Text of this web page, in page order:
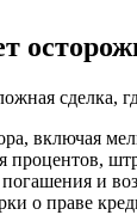
сделка,
включая
процентов,
и
о праве